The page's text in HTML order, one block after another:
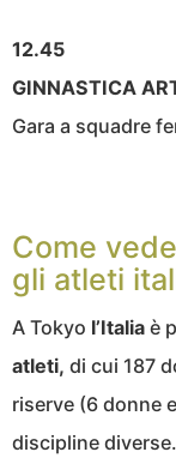
12.45
GINNASTICA
Gara a squadre
Come
gli atleti
A Tokyo l’Italia è
atleti, di cui 187
riserve (6 donne
discipline diverse.